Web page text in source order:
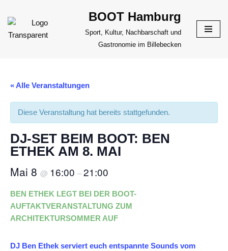
Zum
Inhalt
BOOT Hamburg
Sport, Kultur, Nachbarschaft und
Gastronomie im Billebecken
« Alle Veranstaltungen
Diese Veranstaltung hat bereits stattgefunden.
DJ-SET BEIM BOOT: BEN
ETHEK AM 8. MAI
Mai 8 @ 16:00 –21:00
BEN ETHEK LEGT BEI DER BOOT-
AUFTAKTVERANSTALTUNG ZUM
ARCHITEKTURSOMMER AUF
DJ Ben Ethek serviert euch entspannte Sounds vom